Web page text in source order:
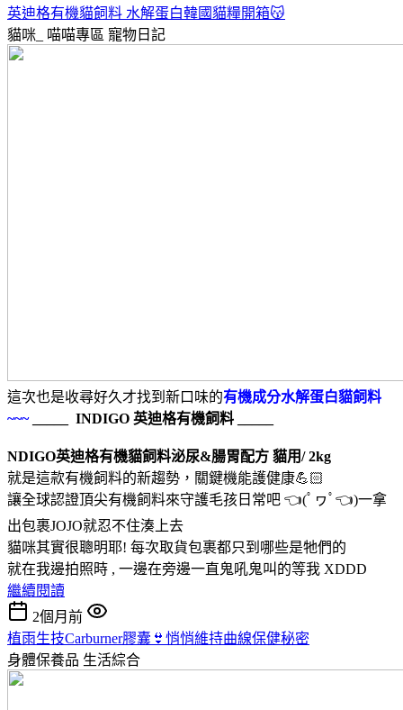
英迪格有機貓飼料 水解蛋白韓國貓糧開箱😽
貓咪_ 喵喵專區 寵物日記
這次也是收尋好久才找到新口味的有機成分水解蛋白貓飼料
~~~_____ INDIGO 英迪格有機飼料 _____
NDIGO英迪格有機貓飼料泌尿&腸胃配方 貓用/ 2kg
就是這款有機飼料的新趨勢，關鍵機能護健康💪🏻
讓全球認證頂尖有機飼料來守護毛孩日常吧 👈(ﾟヮﾟ👈)一拿
出包裹JOJO就忍不住湊上去
貓咪其實很聰明耶! 每次取貨包裹都只到哪些是牠們的
就在我邊拍照時 , 一邊在旁邊一直鬼吼鬼叫的等我 XDDD
繼續閱讀
2個月前
植雨生技Carburner膠囊👙悄悄維持曲線保健秘密
身體保養品 生活綜合